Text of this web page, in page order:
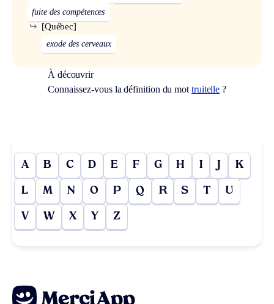
fuite des compétences
[Québec]
↪
exode des cerveaux
À découvrir
Connaissez-vous la définition du mot truitelle ?
A B C D E F G H I J K
L M N O P Q R S T U
V W X Y Z